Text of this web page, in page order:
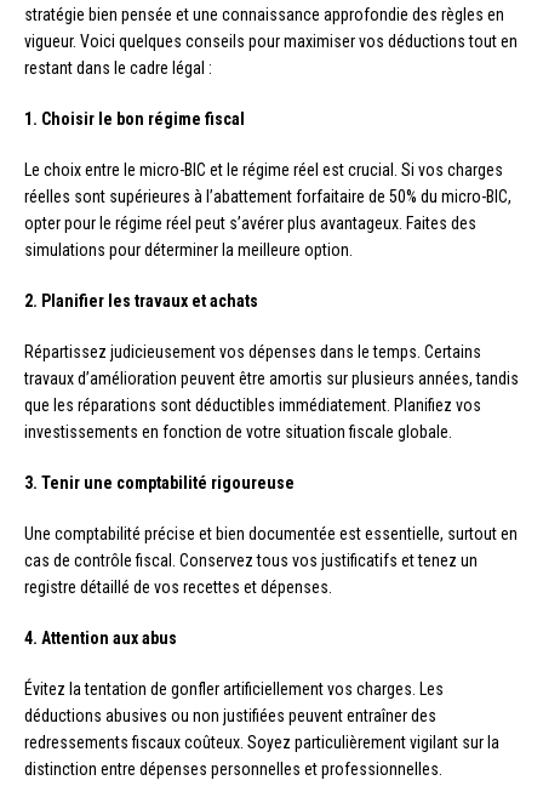
stratégie bien pensée et une connaissance approfondie des règles en
vigueur. Voici quelques conseils pour maximiser vos déductions tout en
restant dans le cadre légal :
1. Choisir le bon régime fiscal
Le choix entre le micro-BIC et le régime réel est crucial. Si vos charges
réelles sont supérieures à l’abattement forfaitaire de 50% du micro-BIC,
opter pour le régime réel peut s’avérer plus avantageux. Faites des
simulations pour déterminer la meilleure option.
2. Planifier les travaux et achats
Répartissez judicieusement vos dépenses dans le temps. Certains
travaux d’amélioration peuvent être amortis sur plusieurs années, tandis
que les réparations sont déductibles immédiatement. Planifiez vos
investissements en fonction de votre situation fiscale globale.
3. Tenir une comptabilité rigoureuse
Une comptabilité précise et bien documentée est essentielle, surtout en
cas de contrôle fiscal. Conservez tous vos justificatifs et tenez un
registre détaillé de vos recettes et dépenses.
4. Attention aux abus
Évitez la tentation de gonfler artificiellement vos charges. Les
déductions abusives ou non justifiées peuvent entraîner des
redressements fiscaux coûteux. Soyez particulièrement vigilant sur la
distinction entre dépenses personnelles et professionnelles.